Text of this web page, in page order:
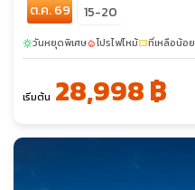
ต.ค. 69 15-20
sunnyวันหยุดพิเศษlocal_fire_departmentโปรไฟไหม้confirmation_numberที่เหลือน้อย
เริ่มต้น 28,998 ฿